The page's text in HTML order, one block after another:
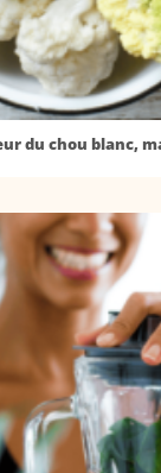
du chou blanc,